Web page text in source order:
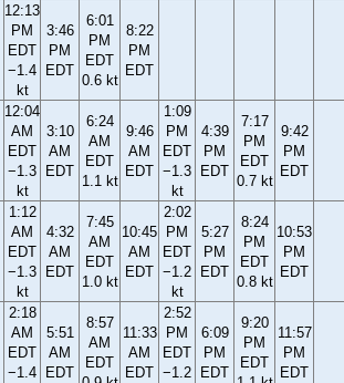
12:13
PM
EDT
−1.4
kt
3:46
PM
EDT
6:01
PM
EDT
0.6 kt
8:22
PM
EDT
12:04
AM
EDT
−1.3
kt
3:10
AM
EDT
6:24
AM
EDT
1.1 kt
9:46
AM
EDT
1:09
PM
EDT
−1.3
kt
4:39
PM
EDT
7:17
PM
EDT
0.7 kt
9:42
PM
EDT
1:12
AM
EDT
−1.3
kt
4:32
AM
EDT
7:45
AM
EDT
1.0 kt
10:45
AM
EDT
2:02
PM
EDT
−1.2
kt
5:27
PM
EDT
8:24
PM
EDT
0.8 kt
10:53
PM
EDT
2:18
AM
EDT
−1.4
5:51
AM
EDT
8:57
AM
EDT
11:33
AM
EDT
2:52
PM
EDT
−1.2
6:09
PM
EDT
9:20
PM
EDT
11:57
PM
EDT